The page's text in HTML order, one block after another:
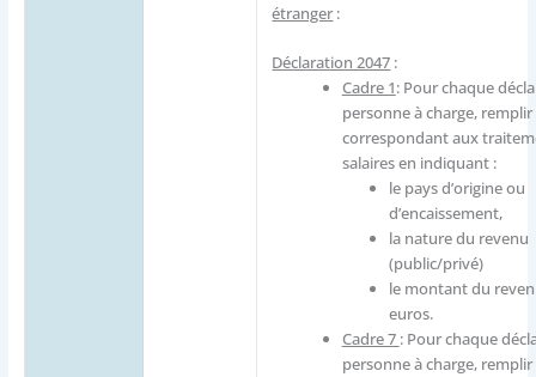
étranger :
Déclaration 2047 :
Cadre 1: Pour chaque
personne à charge, remplir
correspondant aux
salaires en indiquant :
le pays d’origine ou
d’encaissement,
la nature du revenu
(public/privé)
le montant du
euros.
Cadre 7 : Pour chaque
personne à charge, remplir